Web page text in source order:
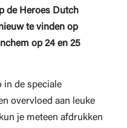
de Heroes Dutch
te vinden op
op 24 en 25
in de speciale
overvloed aan leuke
je meteen afdrukken